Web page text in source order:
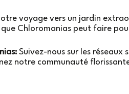
voyage vers un jardin
Chloromanias peut faire
Suivez-nous sur les réseaux
notre communauté